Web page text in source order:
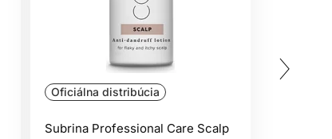
Oficiálna distribúcia
Subrina Professional Care Scalp